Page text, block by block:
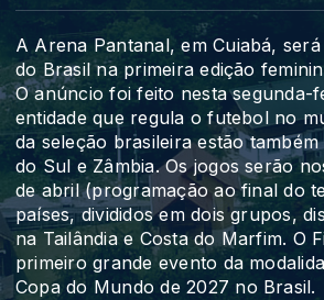
A Arena Pantanal, em Cuiabá,
do Brasil na primeira edição
O anúncio foi feito nesta segunda-
entidade que regula o futebol no
da seleção brasileira estão também
do Sul e Zâmbia. Os jogos serão
de abril (programação ao final do
países, divididos em dois grupos,
na Tailândia e Costa do Marfim. O
primeiro grande evento da
Copa do Mundo de 2027 no Brasil.